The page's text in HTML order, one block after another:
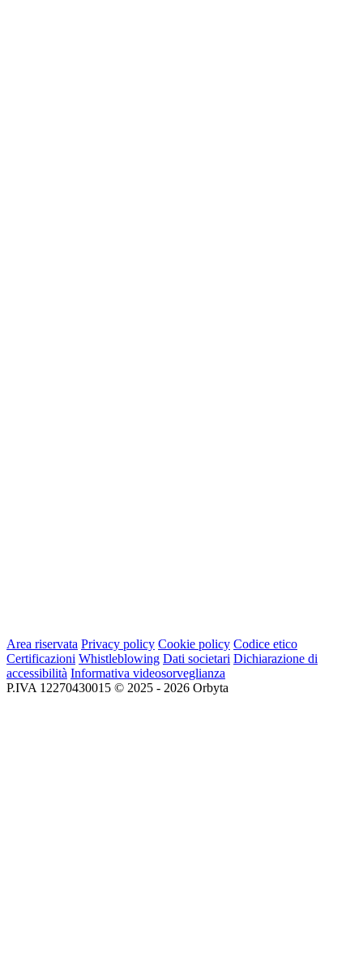
Area riservata Privacy policy Cookie policy Codice etico
Certificazioni Whistleblowing Dati societari Dichiarazione di
accessibilità Informativa videosorveglianza
P.IVA 12270430015 © 2025 - 2026 Orbyta